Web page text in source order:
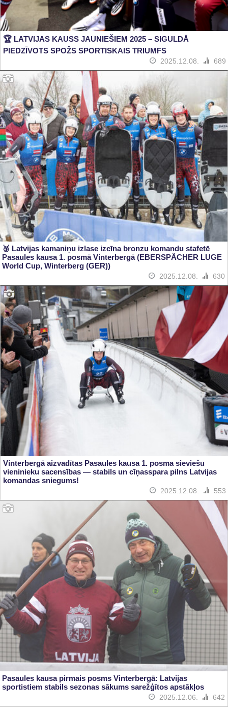
🏆 LATVIJAS KAUSS JAUNIEŠIEM 2025 – SIGULDĀ
PIEDZĪVOTS SPOŽS SPORTISKAIS TRIUMFS
2025.12.08. 689
🥉 Latvijas kamaniņu izlase izcīna bronzu komandu stafetē
Pasaules kausa 1. posmā Vinterbergā (EBERSPÄCHER LUGE
World Cup, Winterberg (GER))
2025.12.08. 630
Vinterbergā aizvadītas Pasaules kausa 1. posma sieviešu
vieninieku sacensības — stabils un cīņasspara pilns Latvijas
komandas sniegums!
2025.12.08. 553
Pasaules kausa pirmais posms Vinterbergā: Latvijas
sportistiem stabils sezonas sākums sarežģītos apstākļos
2025.12.06. 642